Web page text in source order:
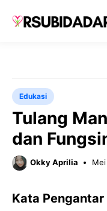
Edukasi
Tulang
dan
Okky Aprilia
Kata Pengantar